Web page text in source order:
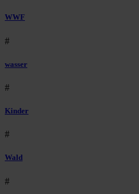
WWF
#
wasser
#
Kinder
#
Wald
#